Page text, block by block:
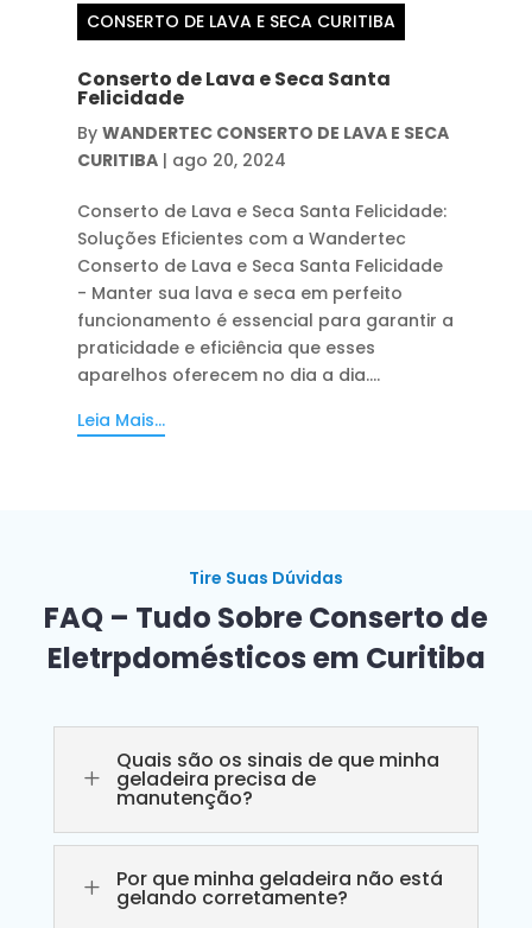
CONSERTO DE LAVA E SECA CURITIBA
Conserto de Lava e Seca Santa
Felicidade
By WANDERTEC CONSERTO DE LAVA E SECA
CURITIBA| ago 20, 2024
Conserto de Lava e Seca Santa Felicidade:
Soluções Eficientes com a Wandertec
Conserto de Lava e Seca Santa Felicidade
- Manter sua lava e seca em perfeito
funcionamento é essencial para garantir a
praticidade e eficiência que esses
aparelhos oferecem no dia a dia....
Leia Mais...
Tire Suas Dúvidas
FAQ – Tudo Sobre Conserto de
Eletrpdomésticos em Curitiba
L
Quais são os sinais de que minha
geladeira precisa de
manutenção?
L Por que minha geladeira não está
gelando corretamente?